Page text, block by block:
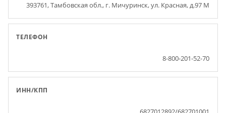
393761, Тамбовская обл., г. Мичуринск, ул. Красная, д.97 М
ТЕЛЕФОН
8-800-201-52-70
ИНН/КПП